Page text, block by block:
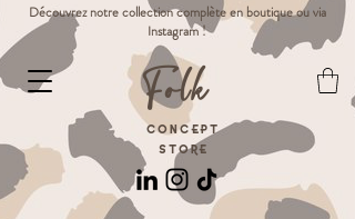
Folk
CONCEPT
STORE
Découvrez notre collection complète en boutique ou via
Instagram!